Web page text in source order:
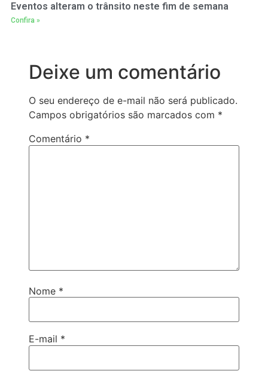
Eventos alteram o trânsito neste fim de semana
Confira »
Deixe um comentário
O seu endereço de e-mail não será publicado.
Campos obrigatórios são marcados com *
Comentário *
Nome *
E-mail *